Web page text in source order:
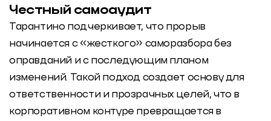
Честный самоаудит
Тарантино подчеркивает, что прорыв
начинается с «жесткого» саморазбора без
оправданий и с последующим планом
изменений. Такой подход создает основу для
ответственности и прозрачных целей, что в
корпоративном контуре превращается в